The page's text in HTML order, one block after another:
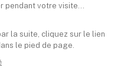
pendant votre visite...
la suite, cliquez sur le lien
le pied de page.